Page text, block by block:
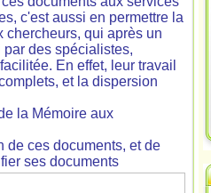
c'est aussi en permettre la
chercheurs, qui après un
des spécialistes,
En effet, leur travail
et la dispersion
la Mémoire aux
de ces documents, et de
ses documents